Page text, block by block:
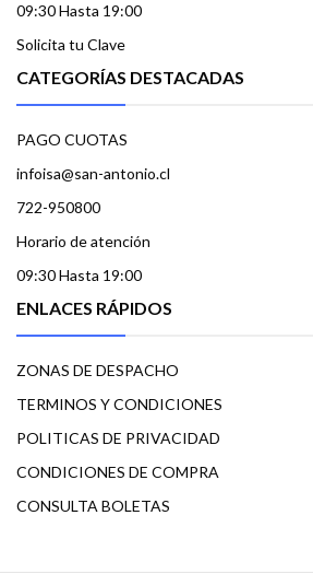
09:30 Hasta 19:00
Solicita tu Clave
CATEGORÍAS DESTACADAS
PAGO CUOTAS
infoisa@san-antonio.cl
722-950800
Horario de atención
09:30 Hasta 19:00
ENLACES RÁPIDOS
ZONAS DE DESPACHO
TERMINOS Y CONDICIONES
POLITICAS DE PRIVACIDAD
CONDICIONES DE COMPRA
CONSULTA BOLETAS